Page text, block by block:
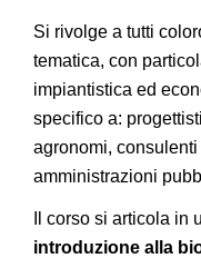
Si rivolge a tutti
tematica, con
impiantistica ed
specifico a:
agronomi,
amministrazioni
Il corso si articola in
introduzione alla